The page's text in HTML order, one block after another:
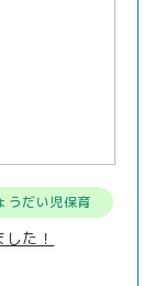
うだい児保育
た！